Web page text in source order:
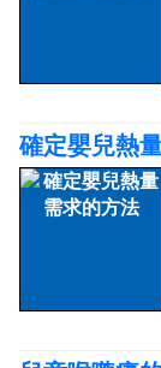
確定嬰兒熱